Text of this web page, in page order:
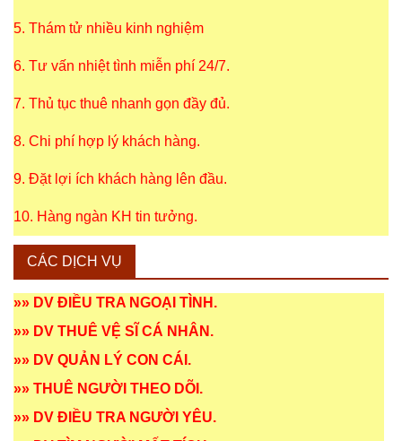
5. Thám tử nhiều kinh nghiệm
6. Tư vấn nhiệt tình miễn phí 24/7.
7. Thủ tục thuê nhanh gọn đầy đủ.
8. Chi phí hợp lý khách hàng.
9. Đặt lợi ích khách hàng lên đầu.
10. Hàng ngàn KH tin tưởng.
CÁC DỊCH VỤ
»» DV ĐIỀU TRA NGOẠI TÌNH .
»» DV THUÊ VỆ SĨ CÁ NHÂN .
»» DV QUẢN LÝ CON CÁI .
»» THUÊ NGƯỜI THEO DÕI .
»» DV ĐIỀU TRA NGƯỜI YÊU.